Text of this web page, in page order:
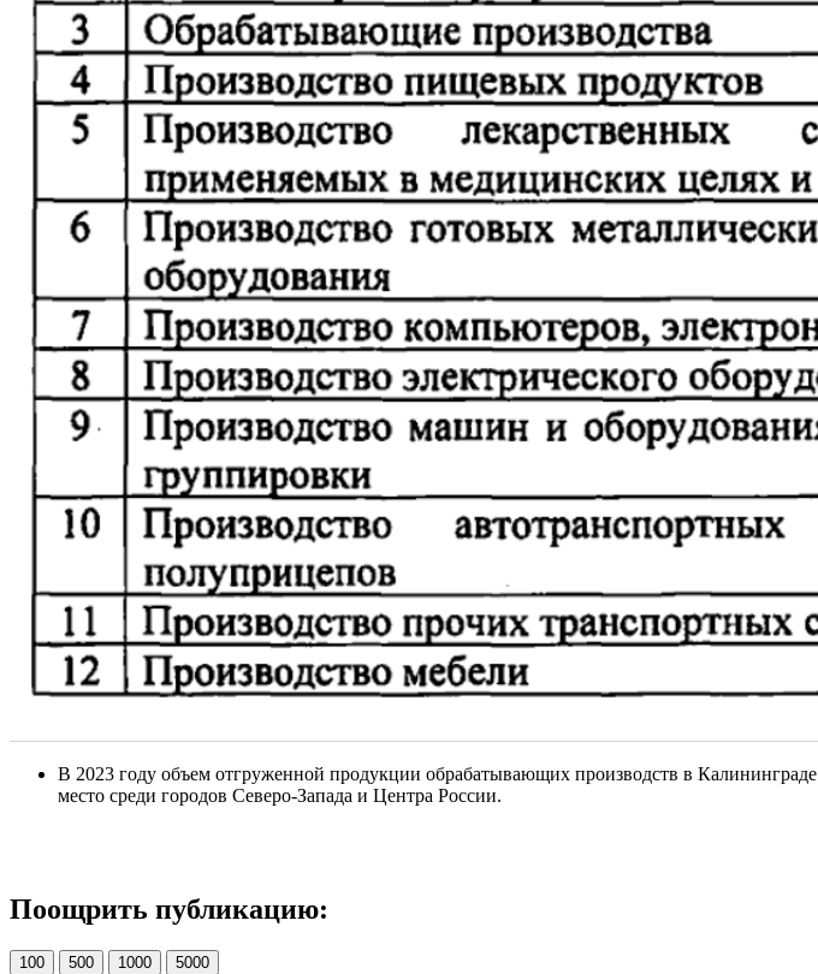
В 2023 году объем отгруженной продукции обрабатывающих производств в Калининграде
место среди городов Северо-Запада и Центра России.
Поощрить публикацию:
100 500 1000 5000